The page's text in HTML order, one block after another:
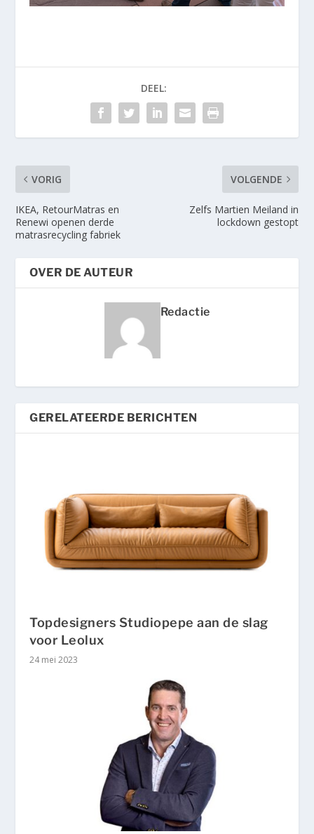
DEEL:
VORIG
IKEA, RetourMatras en
Renewi openen derde
matrasrecycling fabriek
VOLGENDE
Zelfs Martien Meiland in
lockdown gestopt
OVER DE AUTEUR
Redactie
GERELATEERDE BERICHTEN
Topdesigners Studiopepe aan de slag
voor Leolux
24 mei 2023